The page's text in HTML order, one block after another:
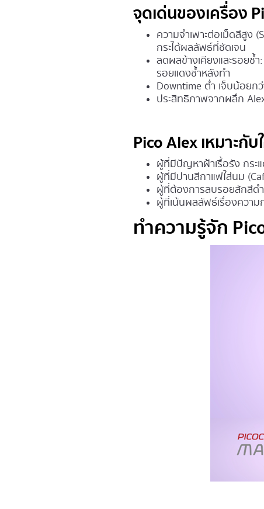
จุดเด่นของเครื่อง
ความจำเพาะต่อเม็ดสีสูง
กระได้ผลลัพธ์ที่ชัดเจน
ลดผลข้างเคียงและรอยช้ำ:
รอยแดงช้ำหลังทำ
Downtime ต่ำ เจ็บน้อยก
ประสิทธิภาพจากผลึก
Pico Alex เหมาะกับ
ผู้ที่มีปัญหาฝ้าเรื้อรัง กระ
ผู้ที่มีปานสีกาแฟใส่นม
ผู้ที่ต้องการลบรอยสักสีดำ
ผู้ที่เน้นผลลัพธ์เรื่องความ
ทำความรู้จัก